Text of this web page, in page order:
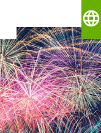
language